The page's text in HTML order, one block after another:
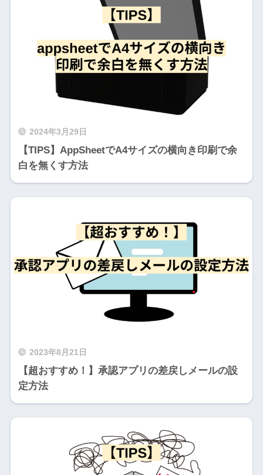
2024年3月29日
【TIPS】AppSheetでA4サイズの横向き印刷で余
白を無くす方法
2023年8月21日
【超おすすめ！】承認アプリの差戻しメールの設
定方法